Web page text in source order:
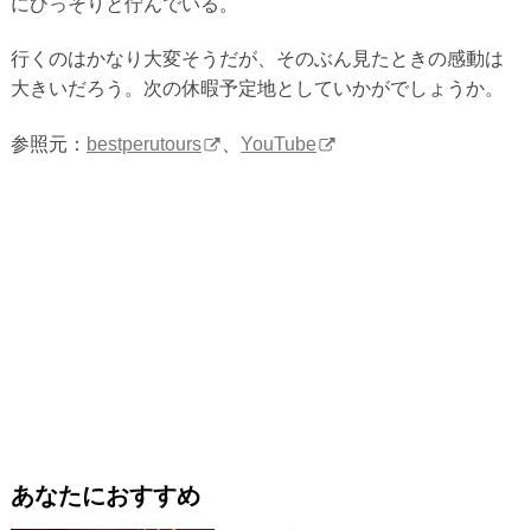
行くのはかなり大変そうだが、そのぶん見たときの感動は
大きいだろう。次の休暇予定地としていかがでしょうか。
参照元： bestperutours 、YouTube
あなたにおすすめ